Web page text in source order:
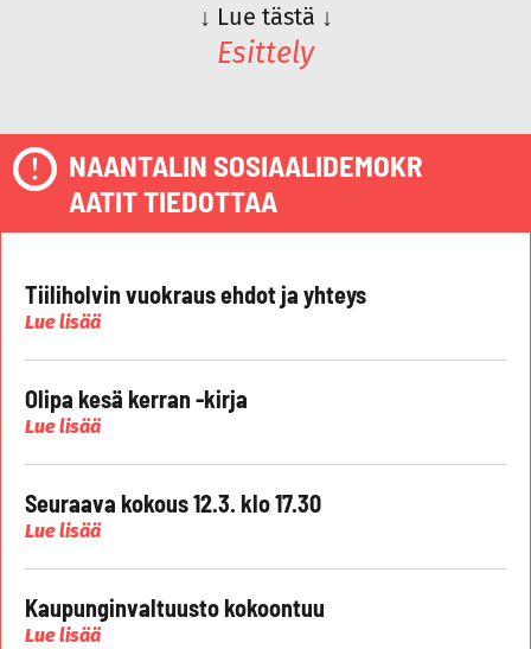
↓ Lue tästä ↓
Esittely
NAANTALIN SOSIAALIDEMOKR
AATIT TIEDOTTAA
Tiiliholvin vuokraus ehdot ja yhteys
Lue lisää
Olipa kesä kerran -kirja
Lue lisää
Seuraava kokous 12.3. klo 17.30
Lue lisää
Kaupunginvaltuusto kokoontuu
Lue lisää